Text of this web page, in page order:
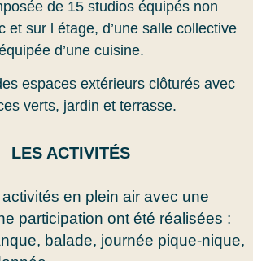
de 15 studios équipés non
et sur l étage, d’une salle collective
d’une cuisine.
espaces extérieurs clôturés avec
verts, jardin et terrasse.
LES ACTIVITÉS
en plein air avec une
participation ont été réalisées :
balade, journée pique-nique,